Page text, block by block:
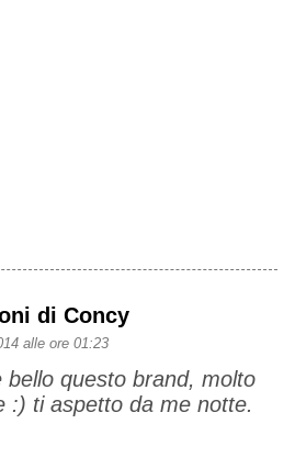
di Concy
alle ore 01:23
bello questo brand, molto
:) ti aspetto da me notte.